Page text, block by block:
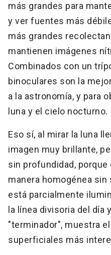
más grandes para
y ver fuentes más
más grandes
mantienen imágenes
Combinados con un
binoculares son la
a la astronomía, y para
luna y el cielo nocturno.
Eso sí, al mirar la luna
imagen muy brillante,
sin profundidad,
manera homogénea sin
está parcialmente
la línea divisoria del día
"terminador", muestra
superficiales más